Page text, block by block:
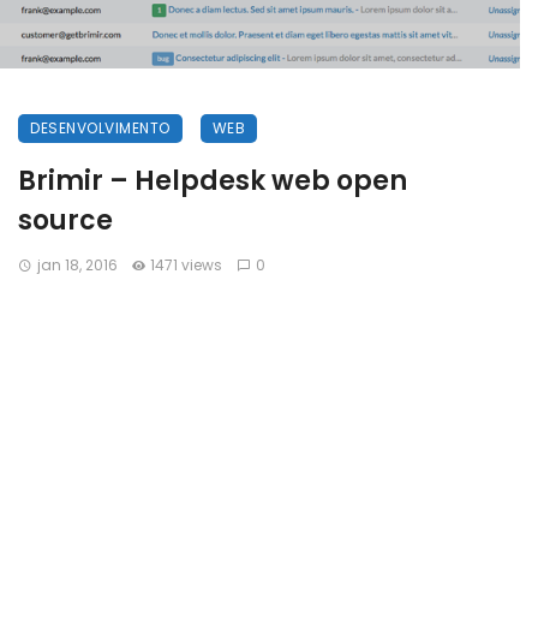
DESENVOLVIMENTO WEB
Brimir – Helpdesk web open
source
jan 18, 2016 1471 views 0